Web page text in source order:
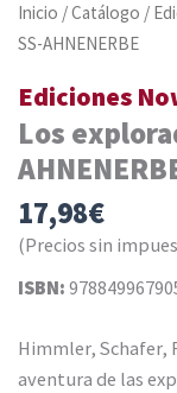
Inicio /Catálogo /
SS-AHNENERBE
Ediciones
Los
17,98€
(Precios sin
ISBN:
Himmler, Schafer,
aventura de las